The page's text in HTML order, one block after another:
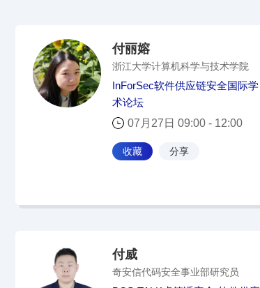
付丽嫆
浙江大学计算机科学与技术学院
InForSec软件供应链安全国际学
术论坛
07月27日 09:00 - 12:00
收藏 分享
付威
奇安信代码安全事业部研究员